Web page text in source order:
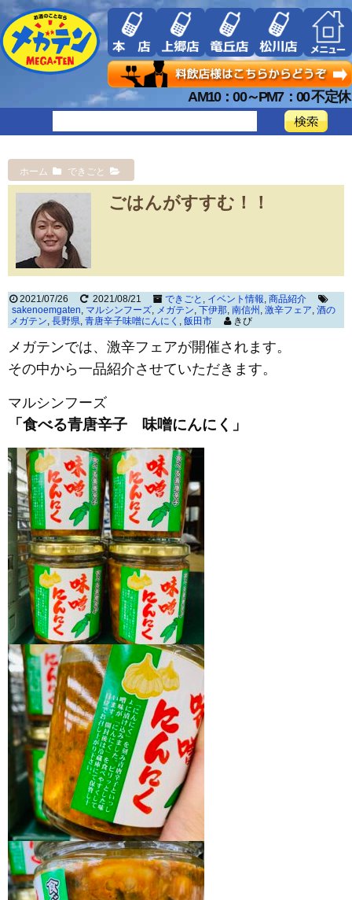
AM10：00～PM7：00 不定休
ホーム できごと
ごはんがすすむ！！
2021/07/26 2021/08/21 できごと , イベント情報, 商品紹介
sakenoemgaten, マルシンフーズ, メガテン, 下伊那, 南信州 , 激辛フェア, 酒の
メガテン, 長野県, 青唐辛子味噌にんにく , 飯田市 きび
メガテンでは、激辛フェアが開催されます。
その中から一品紹介させていただきます。
マルシンフーズ
「食べる青唐辛子 味噌にんにく」